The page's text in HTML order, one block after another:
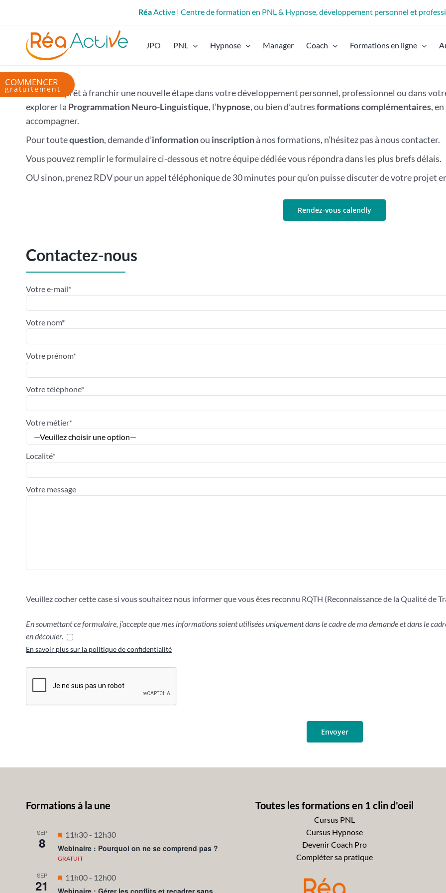
RéaActive | Centre de formation en PNL & Hypnose, développement personnel et
JPO PNL Hypnose Manager Coach Formations en ligne
Vous êtes prêt à franchir une nouvelle étape dans votre développement personnel, professionnel ou dans
explorer la Programmation Neuro-Linguistique, l’hypnose, ou bien d’autresformations complémentaires,
accompagner.
Pour toutequestion, demande d’informationou inscriptionà nos formations, n’hésitez pas à nous contacter.
Vous pouvez remplir le formulaire ci-dessous et notre équipe dédiée vous répondra dans les plus brefs délais.
OU sinon, prenez RDV pour un appel téléphonique de 30 minutes pour qu’on puisse discuter de votre projet
Rendez-vous calendly
Contactez-nous
Votre e-mail*
Votre nom*
Votre prénom*
Votre téléphone*
Votre métier*
Localité*
Votre message
Veuillez cocher cette case si vous souhaitez nous informer que vous êtes reconnu RQTH (Reconnaissance de la Qualité de
En soumettant ce formulaire, j’accepte que mes informations soient utilisées uniquement dans le cadre de ma demande et dans le
en découler.
En savoir plus sur la politique de confidentialité
Formations à la une
SEP
8
Mis
en
avant
11h30- 12h30
Webinaire : Pourquoi on ne se comprend pas ?
GRATUIT
SEP
21
Mis
en
11h00- 12h00
Webinaire : Gérer les conflits et recadrer sans
Toutes les formations en 1 clin d'oeil
Cursus PNL
Cursus Hypnose
Devenir Coach Pro
Compléter sa pratique
Bascule
de
coulissante